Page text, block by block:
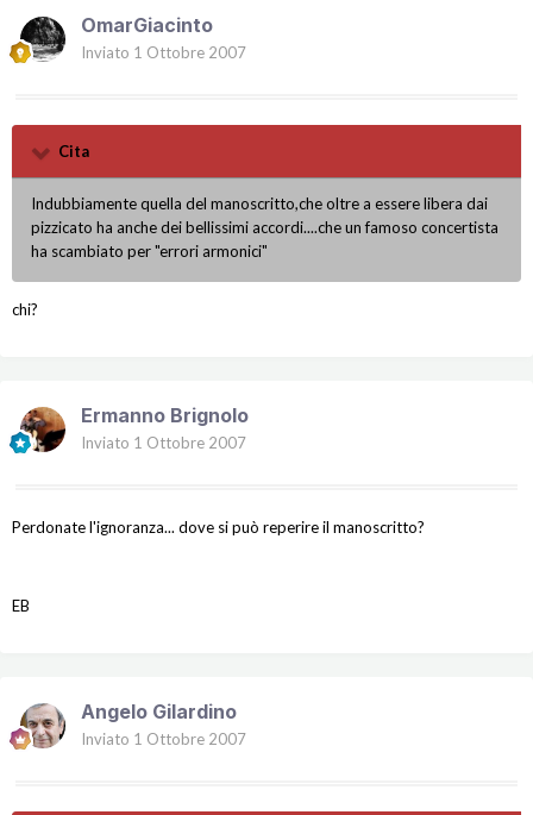
OmarGiacinto
Inviato 1 Ottobre 2007
Cita
Indubbiamente quella del manoscritto,che oltre a essere libera dai
pizzicato ha anche dei bellissimi accordi....che un famoso concertista
ha scambiato per "errori armonici"
chi?
Ermanno Brignolo
Inviato 1 Ottobre 2007
Perdonate l'ignoranza... dove si può reperire il manoscritto?
EB
Angelo Gilardino
Inviato 1 Ottobre 2007